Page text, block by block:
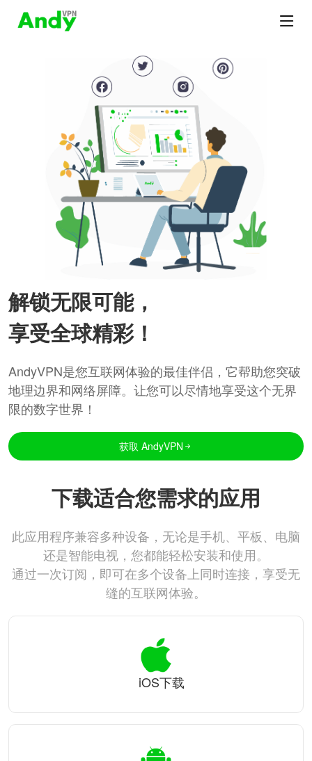
解锁无限可能，
享受全球精彩！
AndyVPN是您互联网体验的最佳伴侣，它帮助您突破
地理边界和网络屏障。让您可以尽情地享受这个无界
限的数字世界！
获取 AndyVPN
下载适合您需求的应用
此应用程序兼容多种设备，无论是手机、平板、电脑
还是智能电视，您都能轻松安装和使用。
通过一次订阅，即可在多个设备上同时连接，享受无
缝的互联网体验。
iOS下载